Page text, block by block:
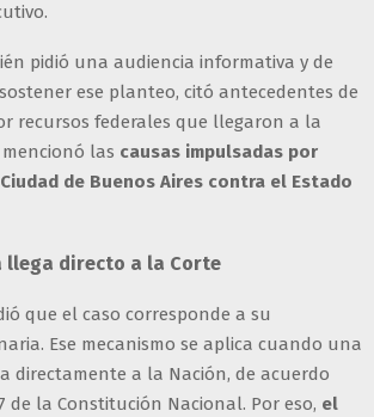
pidió una audiencia informativa y de
ese planteo, citó antecedentes de
recursos federales que llegaron a la
las causas impulsadas por
de Buenos Aires contra el Estado
llega directo a la Corte
que el caso corresponde a su
Ese mecanismo se aplica cuando una
directamente a la Nación, de acuerdo
de la Constitución Nacional. Por eso, el